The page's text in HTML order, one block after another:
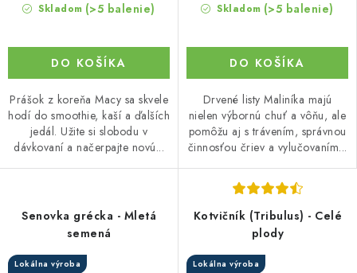
Skladom (>5 balenie)
DO KOŠÍKA
Prášok z koreňa Macy sa skvele
hodí do smoothie, kaší a ďalších
jedál. Užite si slobodu v
dávkovaní a načerpajte novú...
Skladom (>5 balenie)
DO KOŠÍKA
Drvené listy Maliníka majú
nielen výbornú chuť a vôňu, ale
pomôžu aj s trávením, správnou
činnosťou čriev a vylučovaním...
Senovka grécka - Mletá
semená
Lokálna výroba
Kotvičník (Tribulus) - Celé
plody
Lokálna výroba